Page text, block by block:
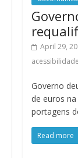
April 29,
Governo
de euros
portagens
Read more